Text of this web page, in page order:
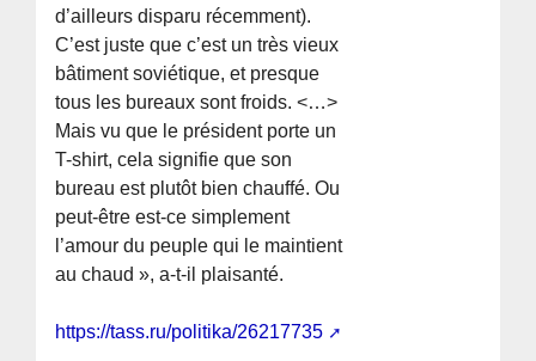
d’ailleurs disparu récemment).
C’est juste que c’est un très vieux
bâtiment soviétique, et presque
tous les bureaux sont froids. <…>
Mais vu que le président porte un
T-shirt, cela signifie que son
bureau est plutôt bien chauffé. Ou
peut-être est-ce simplement
l’amour du peuple qui le maintient
au chaud », a-t-il plaisanté.
https://tass.ru/politika/26217735